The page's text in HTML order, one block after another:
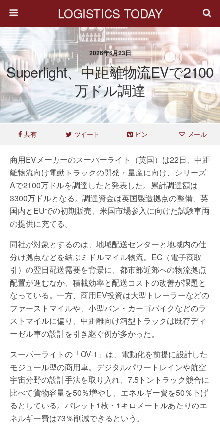
LOGISTICS TODAY
2026年6月23日
Superlight、中距離物流EVで2100
万ドル調達
共有 ツイート ピン メール
商用EVメーカーのスーパーライト（英国）は22日、中距
離物流向け電動トラックの開発・量産に向け、シリーズ
Aで2100万ドルを調達したと発表した。累計調達額は
3300万ドルとなる。調達資金は英国製造拠点の整備、英
国内とEUでの初期販売、米国市場参入に向けた試験車両
の提供に充てる。
同社が対象とするのは、地域配送センターと地域内の仕
分け拠点などを結ぶミドルマイル物流。EC（電子商取
引）の翌日配送需要を背景に、都市部近郊への物流拠点
配置が進むなか、積載効率と配送コストの改善が課題と
なっている。一方、商用EV投資は大型トレーラーなどの
ファーストマイルや、小型バン・カーゴバイクなどのラ
ストマイルに偏り、中距離向け箱型トラックは既存ディ
ーゼル車の設計を引き継ぐ例が多かった。
スーパーライトの「OV-1」は、電動化を前提に設計した
モジュール型の商用車。デジタルパワートレインや航空
宇宙分野の設計手法を取り入れ、7.5トントラック競合に
比べて貨物容量を50％増やし、エネルギー費を50％下げ
るとしている。パレット1枚・1キロメートルあたりのエ
ネルギー費は73％削減できるという。